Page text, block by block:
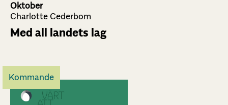
Oktober
Charlotte Cederbom
Med all landets lag
Kommande